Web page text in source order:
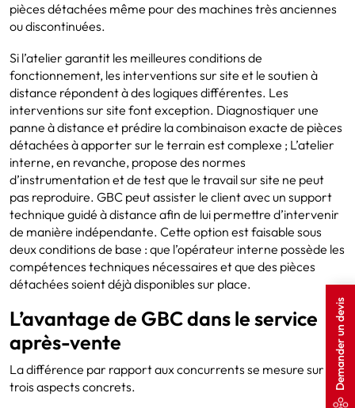
Demander un devis
pièces détachées même pour des machines très anciennes
ou discontinuées.
Si l’atelier garantit les meilleures conditions de
fonctionnement, les interventions sur site et le soutien à
distance répondent à des logiques différentes. Les
interventions sur site font exception. Diagnostiquer une
panne à distance et prédire la combinaison exacte de pièces
détachées à apporter sur le terrain est complexe ; L’atelier
interne, en revanche, propose des normes
d’instrumentation et de test que le travail sur site ne peut
pas reproduire. GBC peut assister le client avec un support
technique guidé à distance afin de lui permettre d’intervenir
de manière indépendante. Cette option est faisable sous
deux conditions de base : que l’opérateur interne possède les
compétences techniques nécessaires et que des pièces
détachées soient déjà disponibles sur place.
L’avantage de GBC dans le service
après-vente
La différence par rapport aux concurrents se mesure sur
trois aspects concrets.